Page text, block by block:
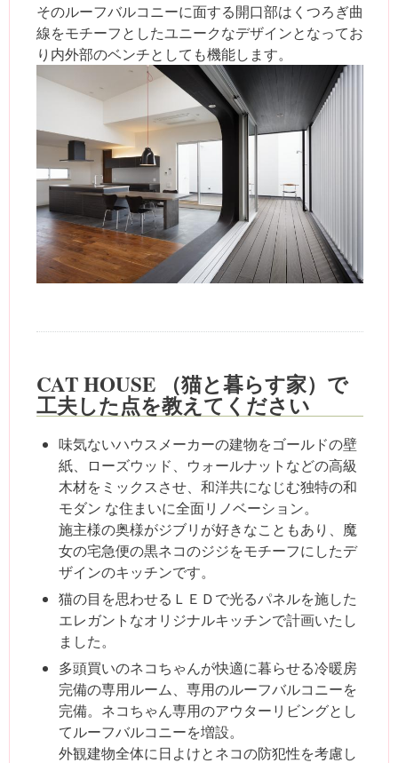
そのルーフバルコニーに面する開口部はくつろぎ曲
線をモチーフとしたユニークなデザインとなってお
り内外部のベンチとしても機能します。
CAT HOUSE （猫と暮らす家）で
工夫した点を教えてください
味気ないハウスメーカーの建物をゴールドの壁
紙、ローズウッド、ウォールナットなどの高級
木材をミックスさせ、和洋共になじむ独特の和
モダン な住まいに全面リノベーション。
施主様の奥様がジブリが好きなこともあり、魔
女の宅急便の黒ネコのジジをモチーフにしたデ
ザインのキッチンです。
猫の目を思わせるＬＥＤで光るパネルを施した
エレガントなオリジナルキッチンで計画いたし
ました。
多頭買いのネコちゃんが快適に暮らせる冷暖房
完備の専用ルーム、専用のルーフバルコニーを
完備。ネコちゃん専用のアウターリビングとし
てルーフバルコニーを増設。
外観建物全体に日よけとネコの防犯性を考慮し